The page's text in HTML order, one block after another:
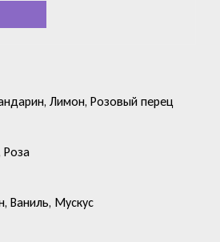
Лимон, Розовый перец
Роза
Ваниль, Мускус